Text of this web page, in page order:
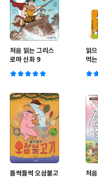
처음 읽는 그리스
로마 신화 9
읽
먹
들썩들썩 오삼불고
처